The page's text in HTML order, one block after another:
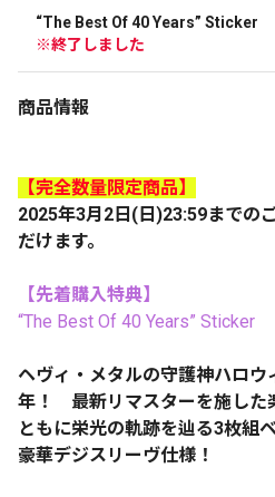
※終了しました
商品情報
【完全数量限定商品】
2025年3月2日(日)23:59までの
だけます。
【先着購入特典】
“The Best Of 40 Years” Sticker
ヘヴィ・メタルの守護神ハロウ
年！ 最新リマスターを施した
ともに栄光の軌跡を辿る3枚組
豪華デジスリーヴ仕様！